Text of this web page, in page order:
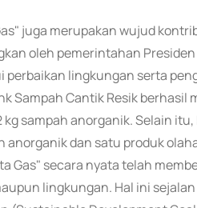
juga merupakan wujud
oleh pemerintahan
lingkungan serta
Sampah Cantik Resik
kg sampah anorganik. Selain
dan satu produk
Gas" secara nyata telah
lingkungan. Hal ini